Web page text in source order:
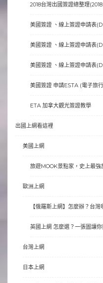
2018台灣出國簽證總整理
美國簽證 、線上簽證申請表
美國簽證 、線上簽證申請表
美國簽證 、線上簽證申請表
美國簽證 申請ESTA (電子旅
ETA 加拿大觀光簽證教學
出國上網看這裡
美國上網
旅遊MOOK景點家，史上最強
歐洲上網
【俄羅斯上網】怎麼辦？台
英國上網 怎麼選？一張圖讓
台灣上網
日本上網